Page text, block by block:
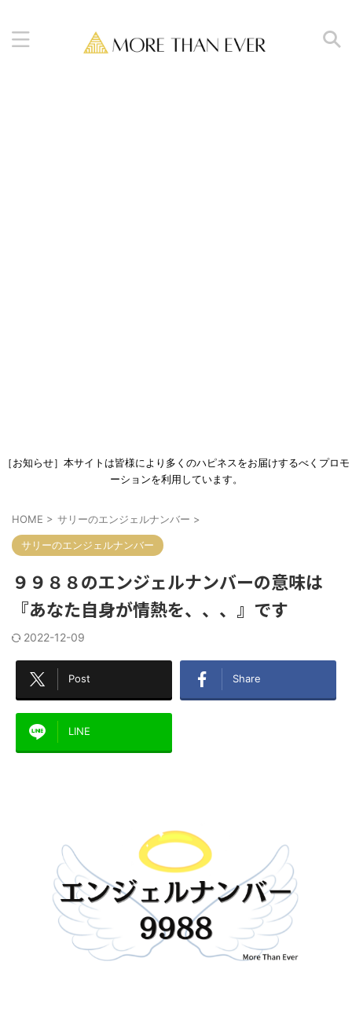
［お知らせ］本サイトは皆様により多くのハピネスをお届けするべくプロモ
ーションを利用しています。
HOME > サリーのエンジェルナンバー >
サリーのエンジェルナンバー
９９８８のエンジェルナンバーの意味は
『あなた自身が情熱を、、、』です
2022-12-09
Post Share
LINE